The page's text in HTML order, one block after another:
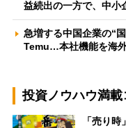
益続出の一方で、中
急増する中国企業の“
Temu…本社機能を海
投資ノウハウ満載
「売り